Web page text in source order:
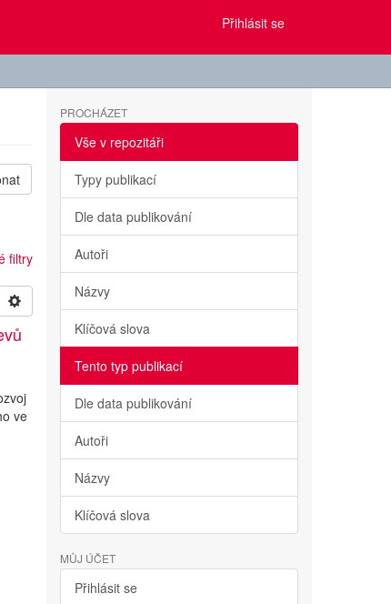
Přihlásit se
filtry
ve
PROCHÁZET
Vše v repozitáři
Typy publikací
Dle data publikování
Autoři
Názvy
Klíčová slova
Tento typ publikací
Dle data publikování
Autoři
Názvy
Klíčová slova
MŮJ ÚČET
Přihlásit se